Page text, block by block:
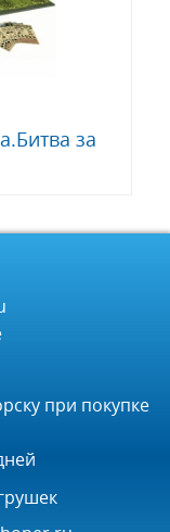
за
при покупке